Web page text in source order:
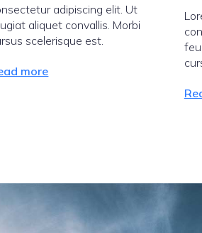
adipiscing elit. Ut
aliquet convallis. Morbi
scelerisque est.
more